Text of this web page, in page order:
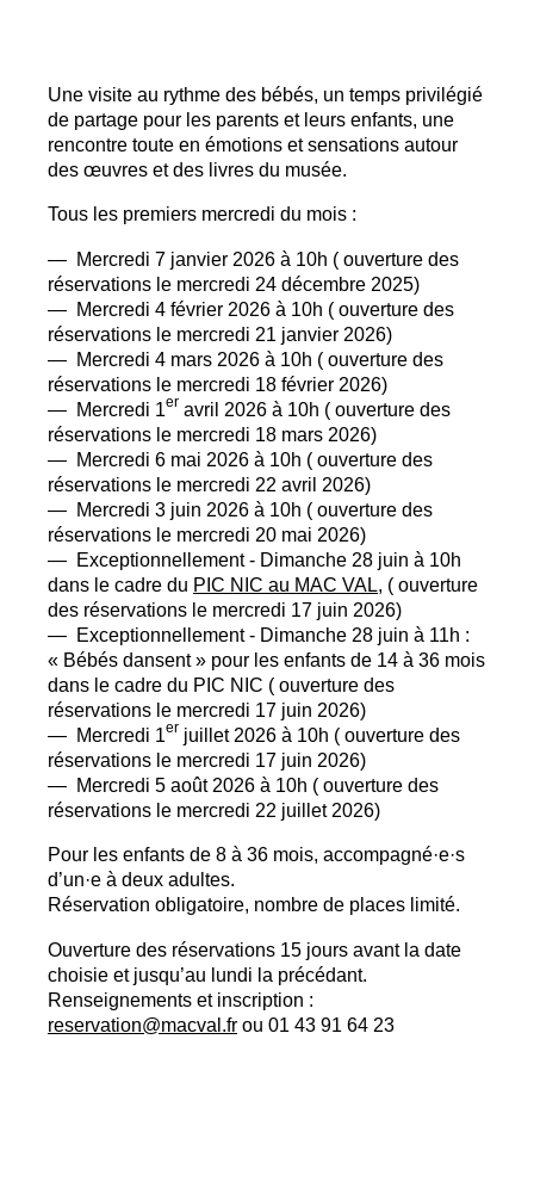
Une visite au rythme des bébés, un temps privilégié
de partage pour les parents et leurs enfants, une
rencontre toute en émotions et sensations autour
des œuvres et des livres du musée.
Tous les premiers mercredi du mois :
— Mercredi 7 janvier 2026 à 10h ( ouverture des
réservations le mercredi 24 décembre 2025)
— Mercredi 4 février 2026 à 10h ( ouverture des
réservations le mercredi 21 janvier 2026)
— Mercredi 4 mars 2026 à 10h ( ouverture des
réservations le mercredi 18 février 2026)
— Mercredi 1er avril 2026 à 10h ( ouverture des
réservations le mercredi 18 mars 2026)
— Mercredi 6 mai 2026 à 10h ( ouverture des
réservations le mercredi 22 avril 2026)
— Mercredi 3 juin 2026 à 10h ( ouverture des
réservations le mercredi 20 mai 2026)
— Exceptionnellement - Dimanche 28 juin à 10h
dans le cadre du PIC NIC au MAC VAL, ( ouverture
des réservations le mercredi 17 juin 2026)
— Exceptionnellement - Dimanche 28 juin à 11h :
« Bébés dansent » pour les enfants de 14 à 36 mois
dans le cadre du PIC NIC ( ouverture des
réservations le mercredi 17 juin 2026)
— Mercredi 1er juillet 2026 à 10h ( ouverture des
réservations le mercredi 17 juin 2026)
— Mercredi 5 août 2026 à 10h ( ouverture des
réservations le mercredi 22 juillet 2026)
Pour les enfants de 8 à 36 mois, accompagné·e·s
d’un·e à deux adultes.
Réservation obligatoire, nombre de places limité.
Ouverture des réservations 15 jours avant la date
choisie et jusqu’au lundi la précédant.
Renseignements et inscription :
reservation@macval.fr ou 01 43 91 64 23